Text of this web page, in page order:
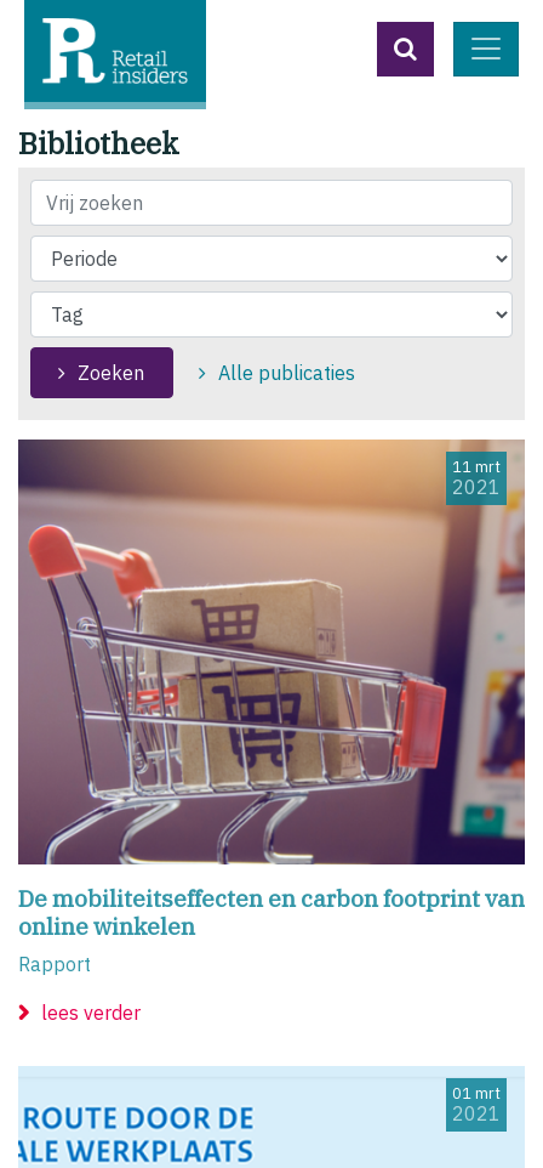
Bibliotheek
Vrij zoeken
Zoeken Alle publicaties
De mobiliteitseffecten en carbon footprint van
online winkelen
Rapport
11 mrt
2021
lees verder
01 mrt
2021